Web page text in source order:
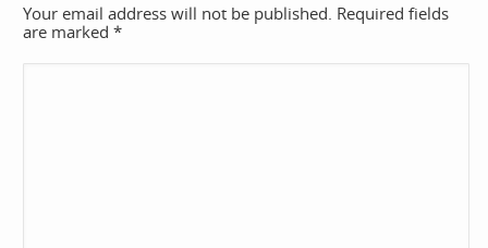
Your email address will not be published. Required fields
are marked*